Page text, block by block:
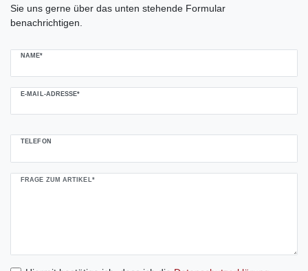
Sie uns gerne über das unten stehende Formular
benachrichtigen.
NAME*
E-MAIL-ADRESSE*
TELEFON
FRAGE ZUM ARTIKEL*